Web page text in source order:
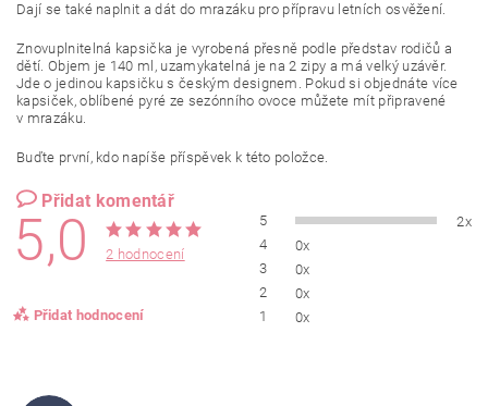
Dají se také naplnit a dát do mrazáku pro přípravu letních osvěžení.
Znovuplnitelná kapsička je vyrobená přesně podle představ rodičů a
dětí. Objem je 140 ml, uzamykatelná je na 2 zipy a má velký uzávěr.
Jde o jedinou kapsičku s českým designem. Pokud si objednáte více
kapsiček, oblíbené pyré ze sezónního ovoce můžete mít připravené
v mrazáku.
Buďte první, kdo napíše příspěvek k této položce.
Přidat komentář
5,0 2 hodnocení
Přidat hodnocení
5
2x
4
0x
3
0x
2
0x
1
0x